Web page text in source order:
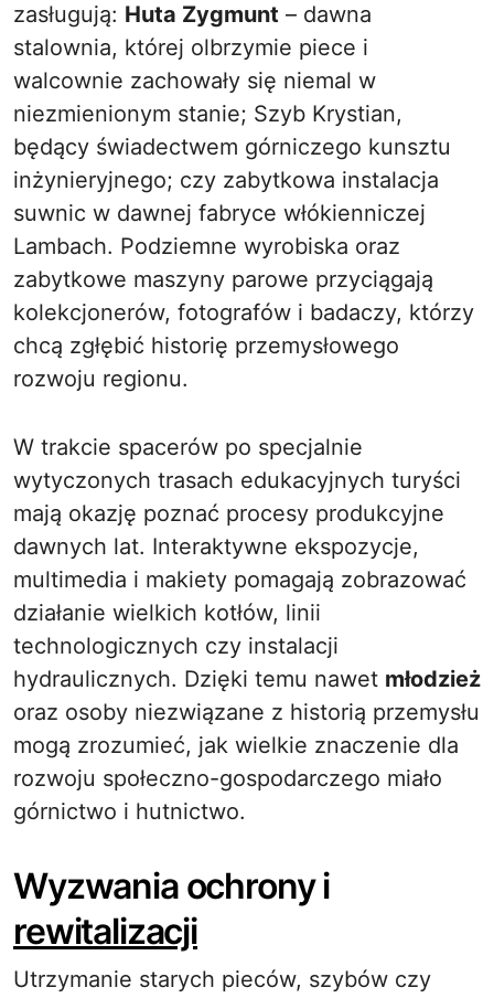
zasługują: Huta Zygmunt – dawna
stalownia, której olbrzymie piece i
walcownie zachowały się niemal w
niezmienionym stanie; Szyb Krystian,
będący świadectwem górniczego kunsztu
inżynieryjnego; czy zabytkowa instalacja
suwnic w dawnej fabryce włókienniczej
Lambach. Podziemne wyrobiska oraz
zabytkowe maszyny parowe przyciągają
kolekcjonerów, fotografów i badaczy, którzy
chcą zgłębić historię przemysłowego
rozwoju regionu.
W trakcie spacerów po specjalnie
wytyczonych trasach edukacyjnych turyści
mają okazję poznać procesy produkcyjne
dawnych lat. Interaktywne ekspozycje,
multimedia i makiety pomagają zobrazować
działanie wielkich kotłów, linii
technologicznych czy instalacji
hydraulicznych. Dzięki temu nawet młodzież
oraz osoby niezwiązane z historią przemysłu
mogą zrozumieć, jak wielkie znaczenie dla
rozwoju społeczno-gospodarczego miało
górnictwo i hutnictwo.
Wyzwania ochrony i
rewitalizacji
Utrzymanie starych pieców, szybów czy